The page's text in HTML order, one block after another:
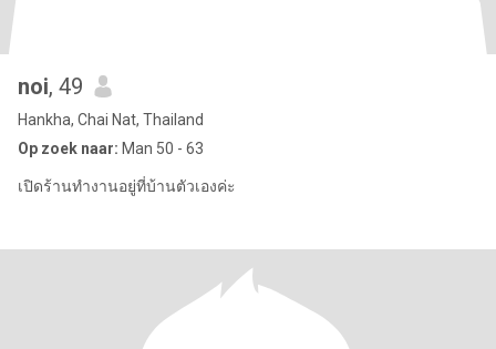
noi, 49
Hankha, Chai Nat, Thailand
Op zoek naar: Man 50 - 63
เปิดร้านทำงานอยู่ที่บ้านตัวเองค่ะ